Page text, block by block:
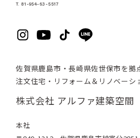
T. 81-954-63-5517
佐賀県鹿島市・長崎県佐世保市を拠
注文住宅・リフォーム＆リノベーシ
株式会社 アルファ建築空間
本社